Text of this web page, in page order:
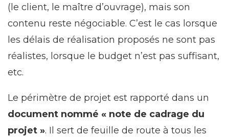
(le client, le maître d’ouvrage), mais son
contenu reste négociable. C’est le cas lorsque
les délais de réalisation proposés ne sont pas
réalistes, lorsque le budget n’est pas suffisant,
etc.
Le périmètre de projet est rapporté dans un
document nommé « note de cadrage du
projet ». Il sert de feuille de route à tous les